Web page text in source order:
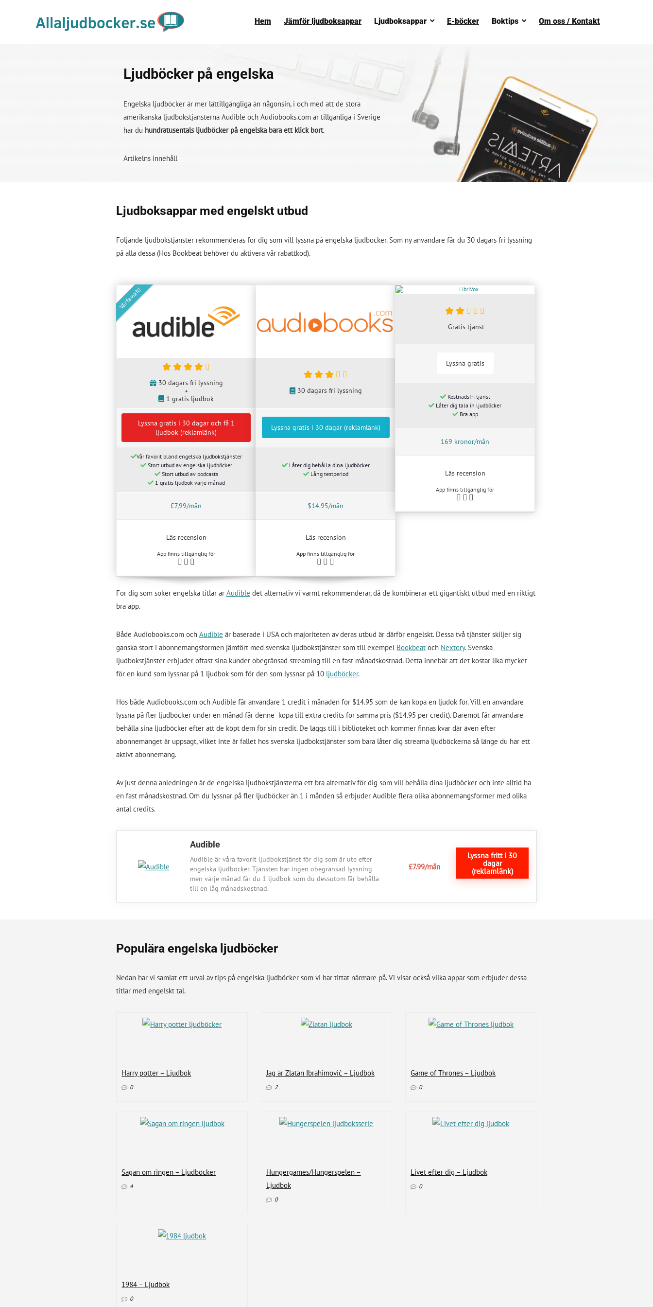
Hem Jämför ljudboksappar Ljudboksappar E-böcker Boktips Om oss / Kontakt
Ljudböcker på engelska
Engelska ljudböcker är mer lättillgängliga än någonsin, i och med att de stora
amerikanska ljudbokstjänsterna Audible och Audiobooks.com är tillgänliga i Sverige
har du hundratusentals ljudböcker på engelska bara ett klick bort.
Artikelns innehåll
Ljudboksappar med engelskt utbud
Följande ljudbokstjänster rekommenderas för dig som vill lyssna på engelska ljudböcker. Som ny användare får du 30 dagars fri lyssning
på alla dessa (Hos Bookbeat behöver du aktivera vår rabattkod).
Vår favorit!
30 dagars fri lyssning
+
1 gratis ljudbok
Lyssna gratis i 30 dagar och få 1
ljudbok (reklamlänk)
Vår favorit bland engelska ljudbokstjänster
Stort utbud av engelska ljudböcker
Stort utbud av podcasts
1 gratis ljudbok varje månad
£7,99/mån
Läs recension
App finns tillgänglig för
30 dagars fri lyssning
Lyssna gratis i 30 dagar (reklamlänk)
Låter dig behålla dina ljudböcker
Lång testperiod
$14.95/mån
Läs recension
App finns tillgänglig för
Gratis tjänst
Lyssna gratis
Kostnadsfri tjänst
Låter dig tala in ljudböcker
Bra app
169 kronor/mån
Läs recension
App finns tillgänglig för
För dig som söker engelska titlar är Audible det alternativ vi varmt rekommenderar, då de kombinerar ett gigantiskt utbud med en riktigt
bra app.
Både Audiobooks.com och Audible är baserade i USA och majoriteten av deras utbud är därför engelskt. Dessa två tjänster skiljer sig
ganska stort i abonnemangsformen jämfört med svenska ljudbokstjänster som till exempel Bookbeat och Nextory. Svenska
ljudbokstjänster erbjuder oftast sina kunder obegränsad streaming till en fast månadskostnad. Detta innebär att det kostar lika mycket
för en kund som lyssnar på 1 ljudbok som för den som lyssnar på 10 ljudböcker.
Hos både Audiobooks.com och Audible får användare 1 credit i månaden för $14.95 som de kan köpa en ljudok för. Vill en användare
lyssna på fler ljudböcker under en månad får denne köpa till extra credits för samma pris ($14.95 per credit). Däremot får användare
behålla sina ljudböcker efter att de köpt dem för sin credit. De läggs till i biblioteket och kommer finnas kvar där även efter
abonnemanget är uppsagt, vilket inte är fallet hos svenska ljudbokstjänster som bara låter dig streama ljudböckerna så länge du har ett
aktivt abonnemang.
Av just denna anledningen är de engelska ljudbokstjänsterna ett bra alternativ för dig som vill behålla dina ljudböcker och inte alltid ha
en fast månadskostnad. Om du lyssnar på fler ljudböcker än 1 i månden så erbjuder Audible flera olika abonnemangsformer med olika
antal credits.
Audible
Audible är våra favorit ljudbokstjänst för dig som är ute efter
engelska ljudböcker. Tjänsten har ingen obegränsad lyssning
men varje månad får du 1 ljudbok som du dessutom får behålla
till en låg månadskostnad.
£7.99/mån
Lyssna fritt i 30
dagar
(reklamlänk)
Populära engelska ljudböcker
Nedan har vi samlat ett urval av tips på engelska ljudböcker som vi har tittat närmare på. Vi visar också vilka appar som erbjuder dessa
titlar med engelskt tal.
Harry potter – Ljudbok
0
Jag är Zlatan Ibrahimović – Ljudbok
2
Game of Thrones – Ljudbok
0
Sagan om ringen – Ljudböcker
4
Hungergames/Hungerspelen –
Ljudbok
0
Livet efter dig – Ljudbok
0
1984 – Ljudbok
0